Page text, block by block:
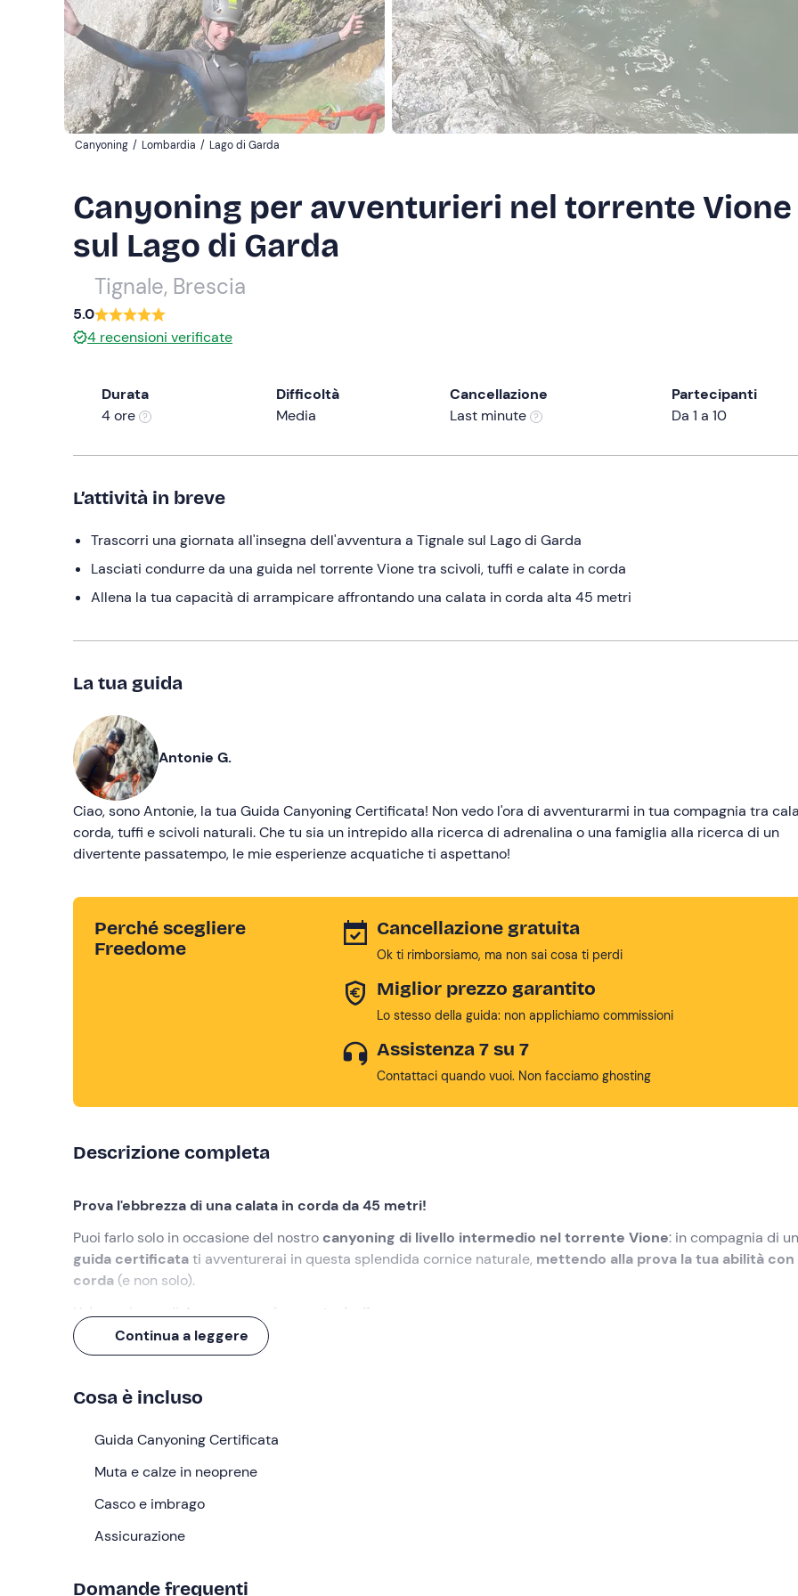
Canyoning / Lombardia / Lago di Garda
Canyoning per avventurieri nel torrente Vione
sul Lago di Garda
Tignale, Brescia
5.0
4 recensioni verificate
Durata
4 ore
Difficoltà
Media
Cancellazione
Last minute
Partecipanti
Da 1 a 10
L’attività in breve
Trascorri una giornata all'insegna dell'avventura a Tignale sul Lago di Garda
Lasciati condurre da una guida nel torrente Vione tra scivoli, tuffi e calate in corda
Allena la tua capacità di arrampicare affrontando una calata in corda alta 45 metri
La tua guida
Antonie G.
Ciao, sono Antonie, la tua Guida Canyoning Certificata! Non vedo l'ora di avventurarmi in tua compagnia tra
corda, tuffi e scivoli naturali. Che tu sia un intrepido alla ricerca di adrenalina o una famiglia alla ricerca di un
divertente passatempo, le mie esperienze acquatiche ti aspettano!
Perché scegliere
Freedome
Cancellazione gratuita
Ok ti rimborsiamo, ma non sai cosa ti perdi
Miglior prezzo garantito
Lo stesso della guida: non applichiamo commissioni
Assistenza 7 su 7
Contattaci quando vuoi. Non facciamo ghosting
Descrizione completa
Prova l'ebbrezza di una calata in corda da 45 metri!
Puoi farlo solo in occasione del nostro canyoning di livello intermedio nel torrente Vione: in compagnia di
guida certificatati avventurerai in questa splendida cornice naturale, mettendo alla prova la tua abilità con
corda (e non solo).
Un'esperienza di 4 ore,per veri avventurieri!
Cosa faremo
L'appuntamento è
Guida Canyoning Certificata
di un'esperienza senza pensieri. Riceveremo poi l'
L'attività che ci aspetta è un
scivoli naturali, tuffi da un'altezza massima di 9 metri e una serie di calate tra le quali una
in totale autonomia
. La guida sarà costantemente presente al nostro fianco, per fornirci supporto nel caso in
Continua a leggere
Cosa è incluso
Guida Canyoning Certificata
Muta e calze in neoprene
Casco e imbrago
Assicurazione
Domande frequenti